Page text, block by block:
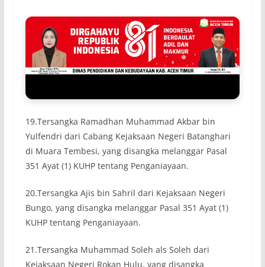
19.Tersangka Ramadhan Muhammad Akbar bin
Yulfendri dari Cabang Kejaksaan Negeri Batanghari
di Muara Tembesi, yang disangka melanggar Pasal
351 Ayat (1) KUHP tentang Penganiayaan.
20.Tersangka Ajis bin Sahril dari Kejaksaan Negeri
Bungo, yang disangka melanggar Pasal 351 Ayat (1)
KUHP tentang Penganiayaan.
21.Tersangka Muhammad Soleh als Soleh dari
Kejaksaan Negeri Rokan Hulu, yang disangka